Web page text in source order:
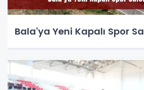
Bala'ya Yeni Kapalı Spor